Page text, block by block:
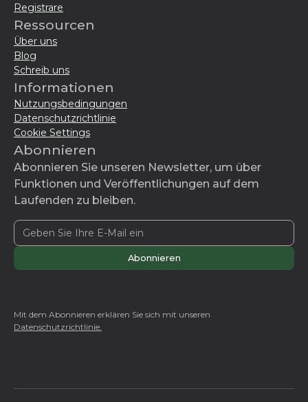
Registrare
Ressourcen
Über uns
Blog
Schreib uns
Informationen
Nutzungsbedingungen
Datenschutzrichtlinie
Cookie Settings
Abonnieren
Abonnieren Sie unseren Newsletter, um über
Funktionen und Veröffentlichungen auf dem
Laufenden zu bleiben.
Mit dem Abonnieren erklären Sie sich mit unseren
Datenschutzrichtlinie.